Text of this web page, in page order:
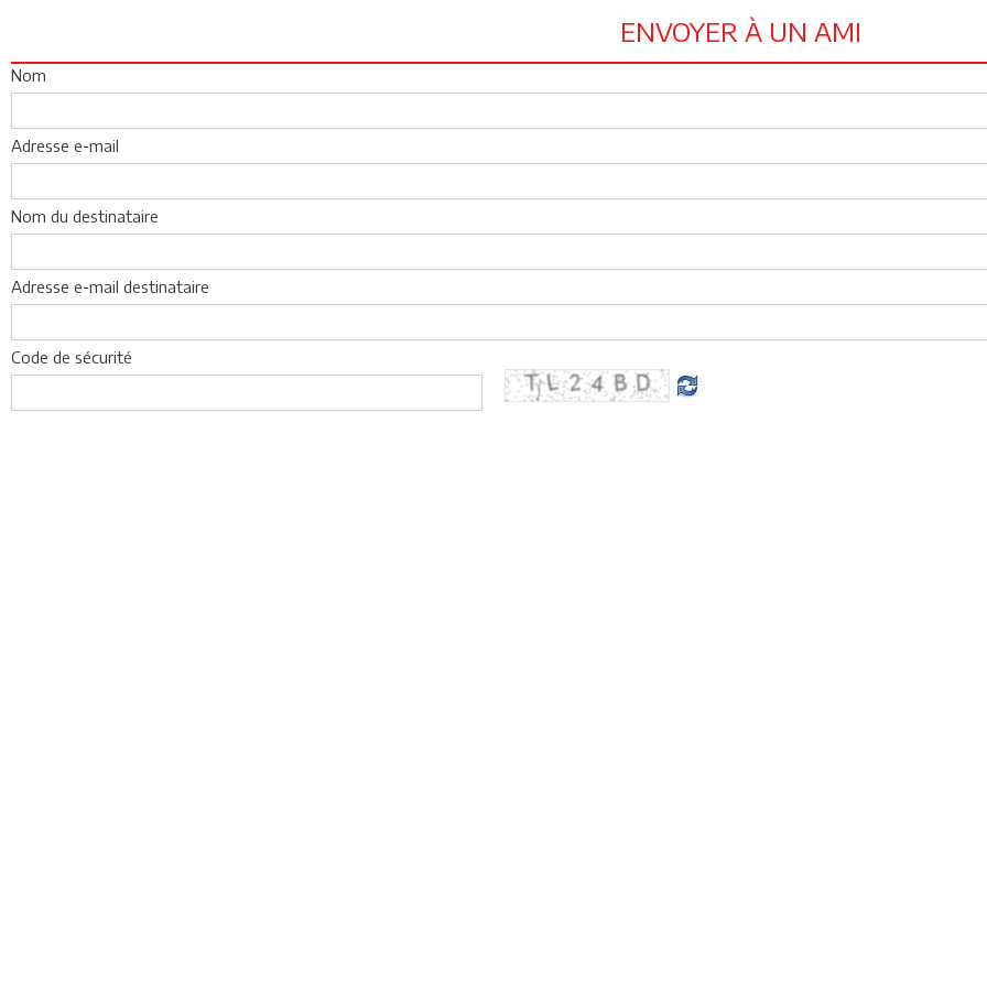
ENVOYER À UN AMI
Nom
Adresse e-mail
Nom du destinataire
Adresse e-mail destinataire
Code de sécurité